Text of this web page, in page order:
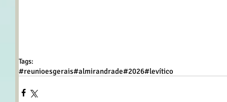
Tags:
#reunioesgerais#almirandrade#2026#levítico